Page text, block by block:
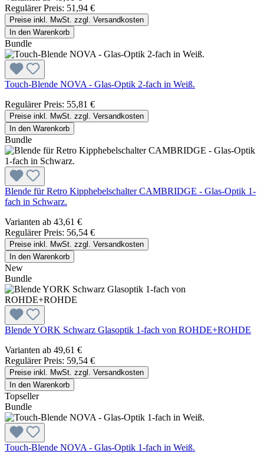
Regulärer Preis: 51,94 €
Preise inkl. MwSt. zzgl. Versandkosten
In den Warenkorb
Bundle
Touch-Blende NOVA - Glas-Optik 2-fach in Weiß.
Regulärer Preis: 55,81 €
Preise inkl. MwSt. zzgl. Versandkosten
In den Warenkorb
Bundle
Blende für Retro Kipphebelschalter CAMBRIDGE - Glas-Optik 1-
fach in Schwarz.
Varianten ab 43,61 €
Regulärer Preis: 56,54 €
Preise inkl. MwSt. zzgl. Versandkosten
In den Warenkorb
New
Bundle
Blende YORK Schwarz Glasoptik 1-fach von ROHDE+ROHDE
Varianten ab 49,61 €
Regulärer Preis: 59,54 €
Preise inkl. MwSt. zzgl. Versandkosten
In den Warenkorb
Topseller
Bundle
Touch-Blende NOVA - Glas-Optik 1-fach in Weiß.